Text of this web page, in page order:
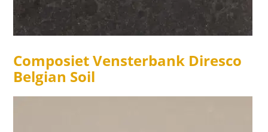
Composiet Vensterbank Diresco
Belgian Soil